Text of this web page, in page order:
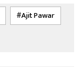
Ajit Pawar